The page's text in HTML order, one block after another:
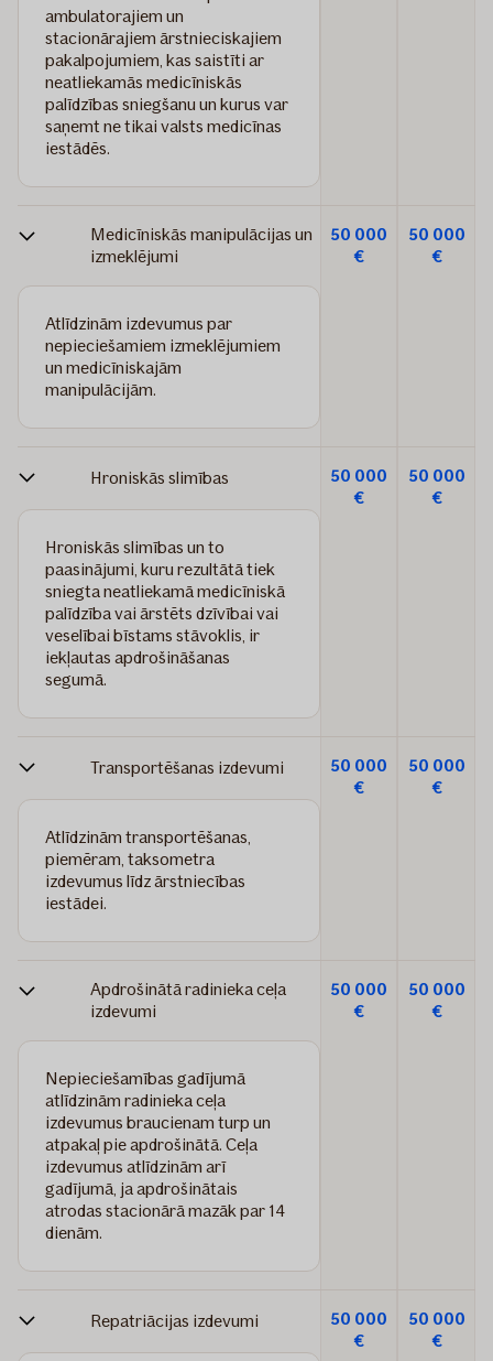
ambulatorajiem un
stacionārajiem ārstnieciskajiem
pakalpojumiem, kas saistīti ar
neatliekamās medicīniskās
palīdzības sniegšanu un kurus var
saņemt ne tikai valsts medicīnas
iestādēs.
Medicīniskās manipulācijas un
izmeklējumi
Atlīdzinām izdevumus par
nepieciešamiem izmeklējumiem
un medicīniskajām
manipulācijām.
50 000
€
50 000
€
Hroniskās slimības
Hroniskās slimības un to
paasinājumi, kuru rezultātā tiek
sniegta neatliekamā medicīniskā
palīdzība vai ārstēts dzīvībai vai
veselībai bīstams stāvoklis, ir
iekļautas apdrošināšanas
segumā.
50 000
€
50 000
€
Transportēšanas izdevumi
Atlīdzinām transportēšanas,
piemēram, taksometra
izdevumus līdz ārstniecības
iestādei.
50 000
€
50 000
€
Apdrošinātā radinieka ceļa
izdevumi
Nepieciešamības gadījumā
atlīdzinām radinieka ceļa
izdevumus braucienam turp un
atpakaļ pie apdrošinātā. Ceļa
izdevumus atlīdzinām arī
gadījumā, ja apdrošinātais
atrodas stacionārā mazāk par 14
dienām.
50 000
€
50 000
€
Repatriācijas izdevumi
50 000
€
50 000
€